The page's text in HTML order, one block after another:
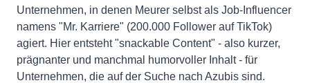
Unternehmen, in denen Meurer selbst als Job-Influencer
namens "Mr. Karriere" (200.000 Follower auf TikTok)
agiert. Hier entsteht "snackable Content" - also kurzer,
prägnanter und manchmal humorvoller Inhalt - für
Unternehmen, die auf der Suche nach Azubis sind.